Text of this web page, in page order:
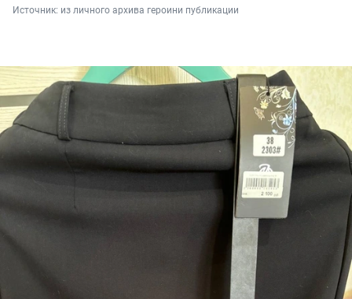
Источник: из личного архива героини публикации